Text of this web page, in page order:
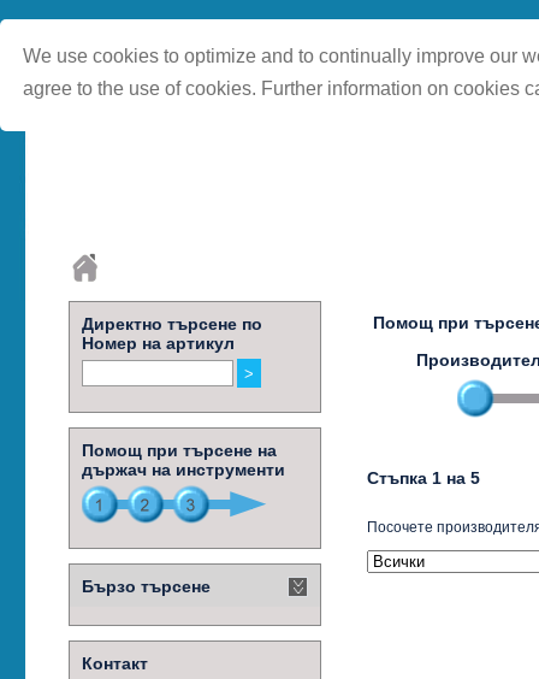
We use cookies to optimize and to continually improve our
agree to the use of cookies. Further information on cookies
Директно търсене по
Номер на артикул
Помощ при търсене на
държач на инструменти
Бързо търсене
Контакт
Помощ при
Стъпка 1 на 5
Посочете